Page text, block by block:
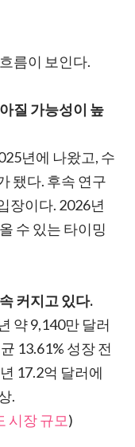
름이 보인다.
질 가능성이 높
년에 나왔고, 수
됐다. 후속 연구
장이다. 2026년
수 있는 타이밍
커지고 있다.
약 9,140만 달러
13.61% 성장 전
17.2억 달러에
.
시장 규모)